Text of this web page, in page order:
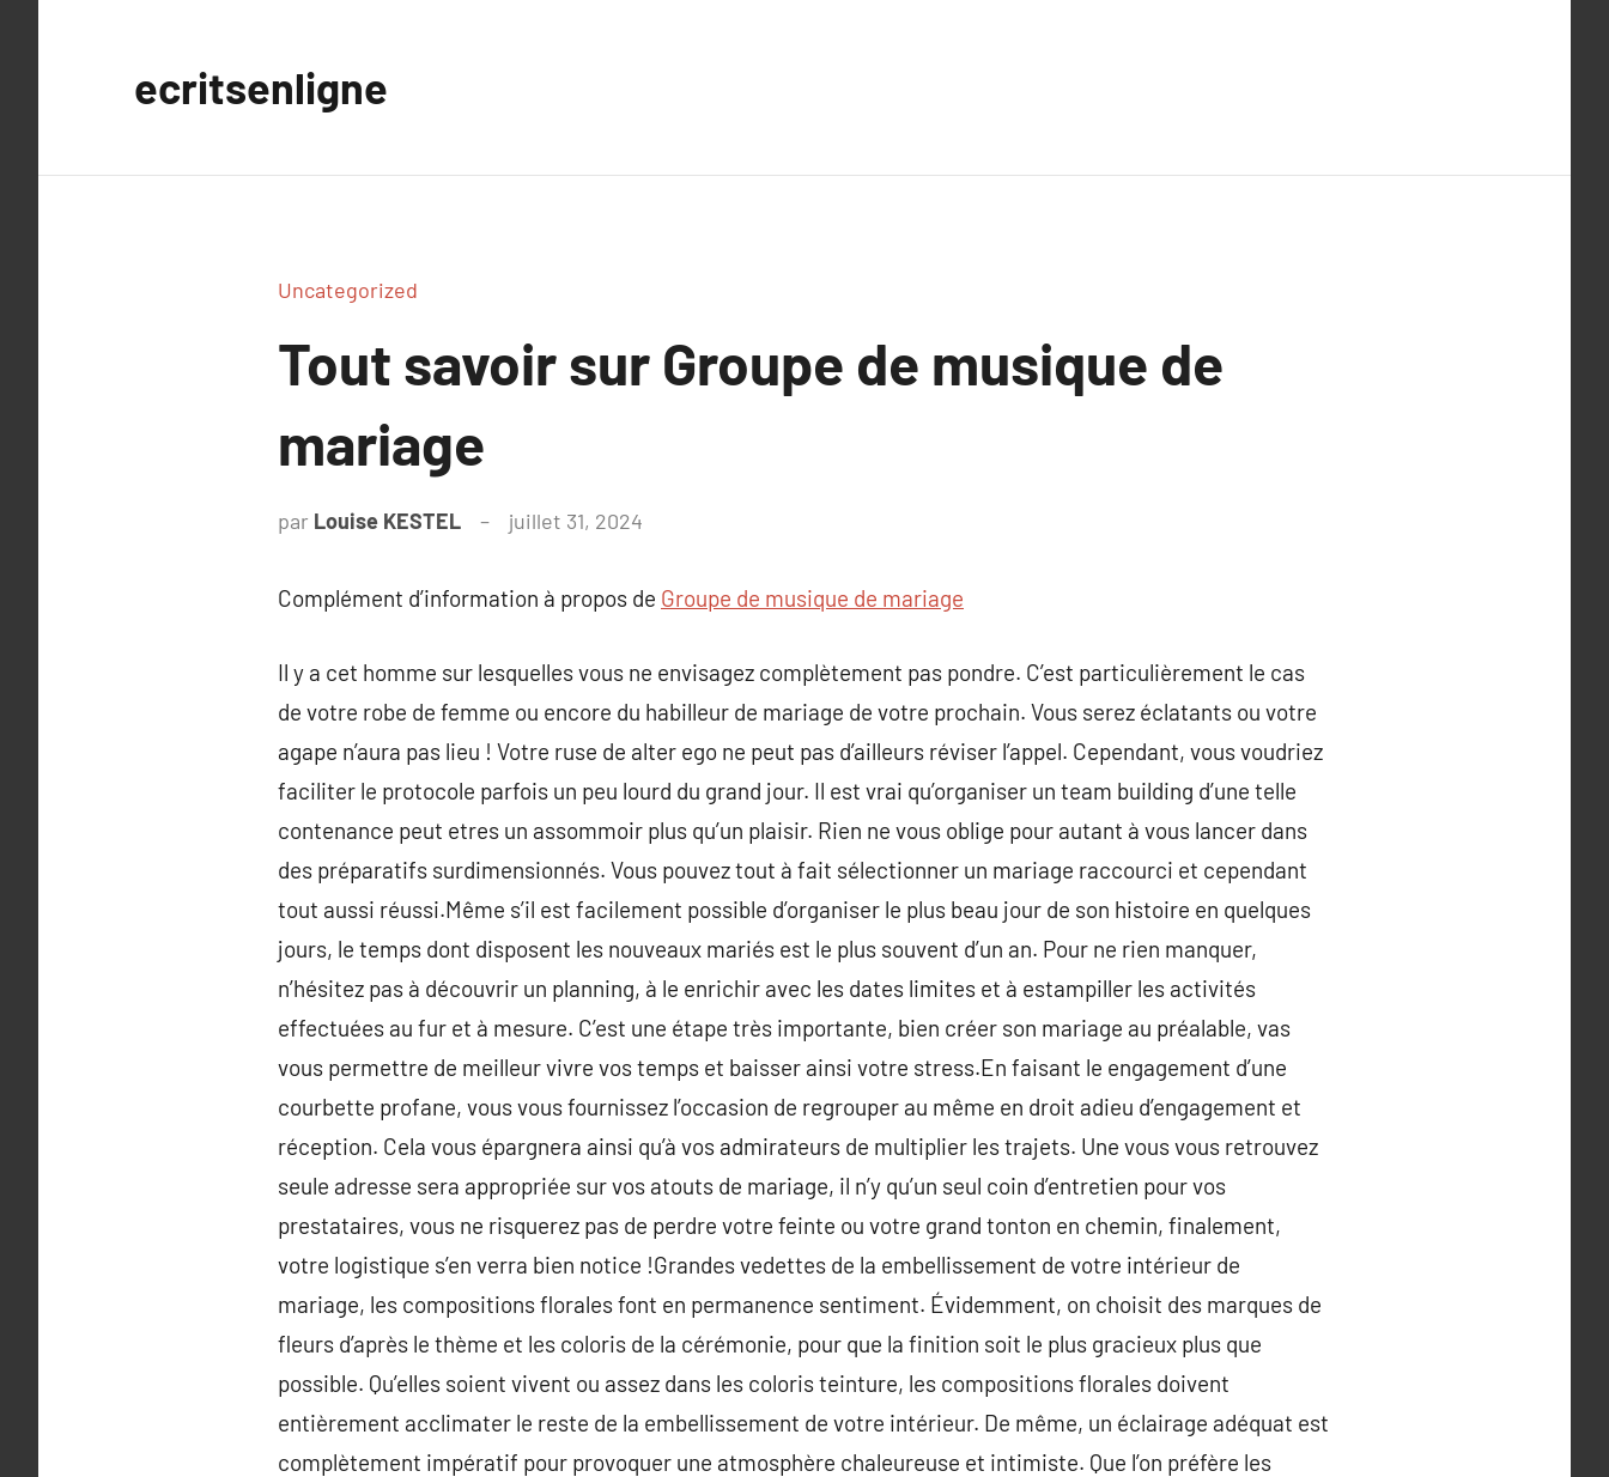
ecritsenligne
Uncategorized
Tout savoir sur Groupe de musique de
mariage
par Louise KESTEL juillet 31, 2024
Complément d’information à propos de Groupe de musique de mariage
Il y a cet homme sur lesquelles vous ne envisagez complètement pas pondre. C’est particulièrement le cas
de votre robe de femme ou encore du habilleur de mariage de votre prochain. Vous serez éclatants ou votre
agape n’aura pas lieu ! Votre ruse de alter ego ne peut pas d’ailleurs réviser l’appel. Cependant, vous voudriez
faciliter le protocole parfois un peu lourd du grand jour. Il est vrai qu’organiser un team building d’une telle
contenance peut etres un assommoir plus qu’un plaisir. Rien ne vous oblige pour autant à vous lancer dans
des préparatifs surdimensionnés. Vous pouvez tout à fait sélectionner un mariage raccourci et cependant
tout aussi réussi.Même s’il est facilement possible d’organiser le plus beau jour de son histoire en quelques
jours, le temps dont disposent les nouveaux mariés est le plus souvent d’un an. Pour ne rien manquer,
n’hésitez pas à découvrir un planning, à le enrichir avec les dates limites et à estampiller les activités
effectuées au fur et à mesure. C’est une étape très importante, bien créer son mariage au préalable, vas
vous permettre de meilleur vivre vos temps et baisser ainsi votre stress.En faisant le engagement d’une
courbette profane, vous vous fournissez l’occasion de regrouper au même en droit adieu d’engagement et
réception. Cela vous épargnera ainsi qu’à vos admirateurs de multiplier les trajets. Une vous vous retrouvez
seule adresse sera appropriée sur vos atouts de mariage, il n’y qu’un seul coin d’entretien pour vos
prestataires, vous ne risquerez pas de perdre votre feinte ou votre grand tonton en chemin, finalement,
votre logistique s’en verra bien notice !Grandes vedettes de la embellissement de votre intérieur de
mariage, les compositions florales font en permanence sentiment. Évidemment, on choisit des marques de
fleurs d’après le thème et les coloris de la cérémonie, pour que la finition soit le plus gracieux plus que
possible. Qu’elles soient vivent ou assez dans les coloris teinture, les compositions florales doivent
entièrement acclimater le reste de la embellissement de votre intérieur. De même, un éclairage adéquat est
complètement impératif pour provoquer une atmosphère chaleureuse et intimiste. Que l’on préfère les